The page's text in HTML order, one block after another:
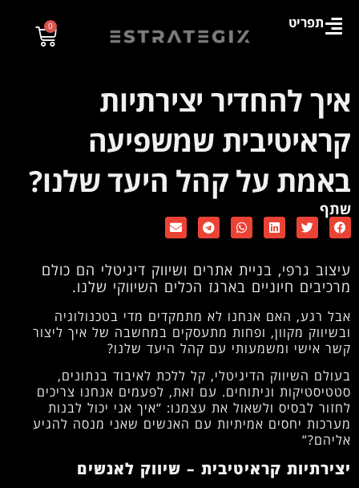
תפריט 0
איך להחדיר יצירתיות
קראיטיבית שמשפיעה
באמת על קהל היעד שלנו?
שתף
עיצוב גרפי, בניית אתרים ושיווק דיגיטלי הם כולם
מרכיבים חיוניים בארגז הכלים השיווקי שלנו.
אבל רגע, האם אנחנו לא מתמקדים מדי בטכנולוגיה
ובשיווק מקוון, ופחות מתעסקים במחשבה של איך ליצור
קשר אישי ומשמעותי עם קהל היעד שלנו?
בעולם השיווק הדיגיטלי, קל ללכת לאיבוד בנתונים,
סטטיסטיקות וניתוחים. עם זאת, לפעמים אנחנו צריכים
לחזור לבסיס ולשאול את עצמנו: “איך אני יכול לבנות
מערכות יחסים אמיתיות עם האנשים שאני מנסה להגיע
אליהם?”
יצירתיות קראיטיבית – שיווק לאנשים